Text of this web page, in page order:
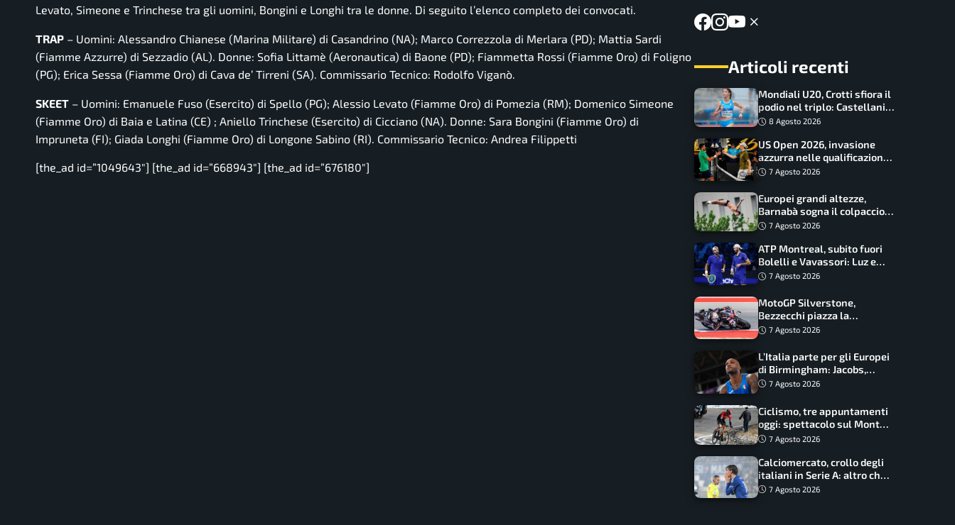
Levato, Simeone e Trinchese tra gli uomini, Bongini e Longhi tra le donne. Di seguito l’elenco completo dei convocati.
TRAP – Uomini: Alessandro Chianese (Marina Militare) di Casandrino (NA); Marco Correzzola di Merlara (PD); Mattia Sardi
(Fiamme Azzurre) di Sezzadio (AL). Donne: Sofia Littamè (Aeronautica) di Baone (PD); Fiammetta Rossi (Fiamme Oro) di Foligno
(PG); Erica Sessa (Fiamme Oro) di Cava de’ Tirreni (SA). Commissario Tecnico: Rodolfo Viganò.
SKEET – Uomini: Emanuele Fuso (Esercito) di Spello (PG); Alessio Levato (Fiamme Oro) di Pomezia (RM); Domenico Simeone
(Fiamme Oro) di Baia e Latina (CE) ; Aniello Trinchese (Esercito) di Cicciano (NA). Donne: Sara Bongini (Fiamme Oro) di
Impruneta (FI); Giada Longhi (Fiamme Oro) di Longone Sabino (RI). Commissario Tecnico: Andrea Filippetti
[the_ad id=”1049643″] [the_ad id=”668943″] [the_ad id=”676180″]
Articoli recenti
Mondiali U20, Crotti sfiora il
podio nel triplo: Castellani
da record, Succo in finale
8 Agosto 2026
US Open 2026, invasione
azzurra nelle qualificazioni:
17 italiani a caccia del main
7 Agosto 2026
Europei grandi altezze,
Barnabà sogna il colpaccio:
è leader a metà gara, Baraldi
7 Agosto 2026
ATP Montreal, subito fuori
Bolelli e Vavassori: Luz e
Matos fermano gli azzurri
7 Agosto 2026
MotoGP Silverstone,
Bezzecchi piazza la
zampata: Aprilia domina,
7 Agosto 2026
L’Italia parte per gli Europei
di Birmingham: Jacobs,
Tamberi e Battocletti
record
7 Agosto 2026
Ciclismo, tre appuntamenti
oggi: spettacolo sul Mont
Ventoux, orari e come
7 Agosto 2026
Calciomercato, crollo degli
italiani in Serie A: altro che
svolta dopo il Mondiale
7 Agosto 2026